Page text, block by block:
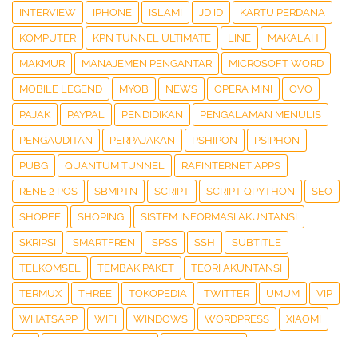
INTERVIEW IPHONE ISLAMI JD ID KARTU PERDANA
KOMPUTER KPN TUNNEL ULTIMATE LINE MAKALAH
MAKMUR MANAJEMEN PENGANTAR MICROSOFT WORD
MOBILE LEGEND MYOB NEWS OPERA MINI OVO
PAJAK PAYPAL PENDIDIKAN PENGALAMAN MENULIS
PENGAUDITAN PERPAJAKAN PSHIPON PSIPHON
PUBG QUANTUM TUNNEL RAFINTERNET APPS
RENE 2 POS SBMPTN SCRIPT SCRIPT QPYTHON SEO
SHOPEE SHOPING SISTEM INFORMASI AKUNTANSI
SKRIPSI SMARTFREN SPSS SSH SUBTITLE
TELKOMSEL TEMBAK PAKET TEORI AKUNTANSI
TERMUX THREE TOKOPEDIA TWITTER UMUM VIP
WHATSAPP WIFI WINDOWS WORDPRESS XIAOMI